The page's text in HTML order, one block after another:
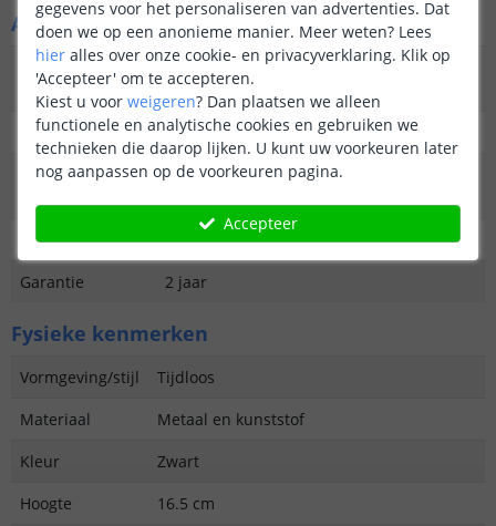
Algemene kenmerken
Type
buitenverlichting
Hanglamp, priklamp en tafellamp-in-1
Functie
Decoratief
Aantal lampen in
4
IP waarde
IP65 (Geschikt voor buiten)
Garantie
2 jaar
Fysieke kenmerken
Vormgeving/stijl
Tijdloos
Materiaal
Metaal en kunststof
Kleur
Zwart
Hoogte
16.5 cm
gegevens voor het personaliseren van advertenties. Dat
doen we op een anonieme manier. Meer weten? Lees
hier alles over onze cookie- en privacyverklaring. Klik op
'Accepteer' om te accepteren.
Kiest u voor weigeren? Dan plaatsen we alleen
functionele en analytische cookies en gebruiken we
technieken die daarop lijken. U kunt uw voorkeuren later
nog aanpassen op de voorkeuren pagina.
Accepteer